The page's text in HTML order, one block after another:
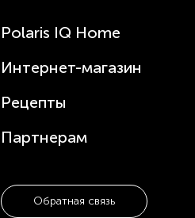
Polaris IQ Home
Интернет-магазин
Рецепты
Партнерам
Обратная связь